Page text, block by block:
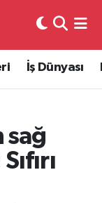
İş Dünyası
sağ